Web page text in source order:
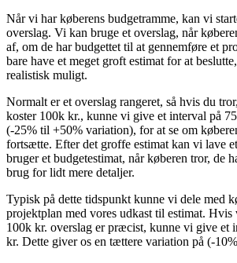
Når vi har køberens budgetramme, kan vi
overslag. Vi kan bruge et overslag, når
af, om de har budgettet til at gennemføre et
bare have et meget groft estimat for at
realistisk muligt.
Normalt er et overslag rangeret, så hvis du
koster 100k kr., kunne vi give et interval på
(-25% til +50% variation), for at se om
fortsætte. Efter det groffe estimat kan vi lave
bruger et budgetestimat, når køberen tror, de
brug for lidt mere detaljer.
Typisk på dette tidspunkt kunne vi dele med
projektplan med vores udkast til estimat. Hvis
100k kr. overslag er præcist, kunne vi give et
kr. Dette giver os en tættere variation på (-